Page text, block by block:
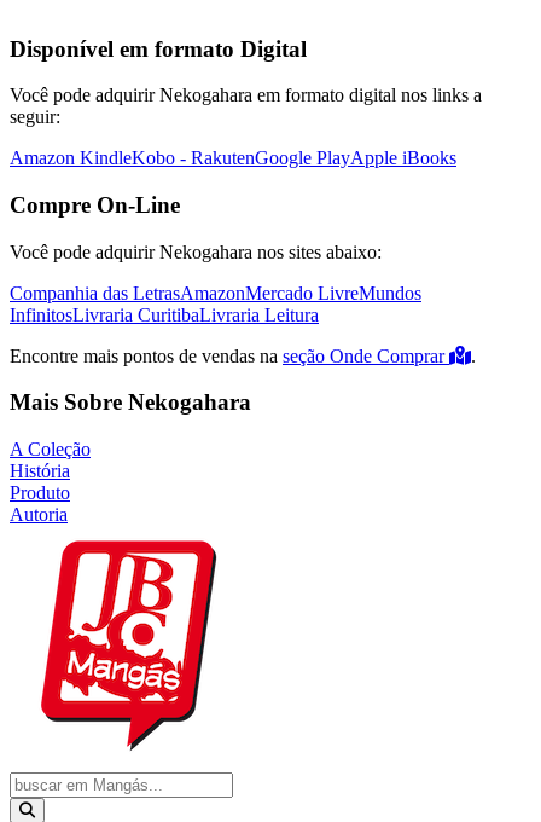
Disponível em formato Digital
Você pode adquirir Nekogahara em formato digital nos links a
seguir:
Amazon KindleKobo - RakutenGoogle PlayApple iBooks
Compre On-Line
Você pode adquirir Nekogahara nos sites abaixo:
Companhia das LetrasAmazonMercado LivreMundos
InfinitosLivraria CuritibaLivraria Leitura
Encontre mais pontos de vendas na seção Onde Comprar .
Mais Sobre Nekogahara
A Coleção
História
Produto
Autoria